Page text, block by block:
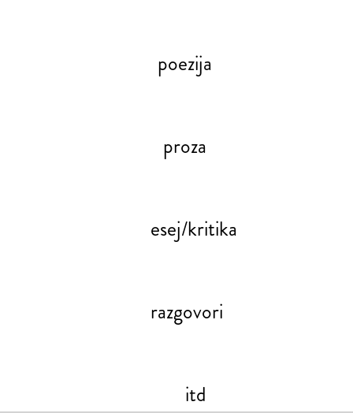
poezija
proza
esej/kritika
razgovori
itd